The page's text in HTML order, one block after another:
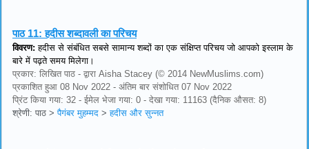
पाठ 11:हदीस शब्दावली का परिचय
विवरण: हदीस से संबंधित सबसे सामान्य शब्दों का एक संक्षिप्त परिचय जो आपको इस्लाम के
बारे में पढ़ते समय मिलेगा।
प्रकार: लिखित पाठ - द्वारा Aisha Stacey (© 2014 NewMuslims.com)
प्रकाशित हुआ 08 Nov 2022 - अंतिम बार संशोधित 07 Nov 2022
प्रिंट किया गया: 32 - ईमेल भेजा गया: 0 - देखा गया: 11163 (दैनिक औसत: 8)
श्रेणी: पाठ >पैगंबर मुहम्मद >हदीस और सुन्नत